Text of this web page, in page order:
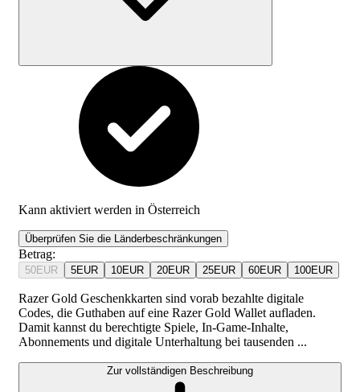
Kann aktiviert werden in Österreich
Überprüfen Sie die Länderbeschränkungen
Betrag:
50EUR 5EUR 10EUR 20EUR 25EUR 60EUR 100EUR
Razer Gold Geschenkkarten sind vorab bezahlte digitale
Codes, die Guthaben auf eine Razer Gold Wallet aufladen.
Damit kannst du berechtigte Spiele, In-Game-Inhalte,
Abonnements und digitale Unterhaltung bei tausenden ...
Zur vollständigen Beschreibung